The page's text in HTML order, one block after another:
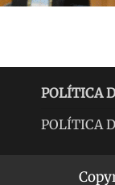
POLÍTICA
POLÍTICA